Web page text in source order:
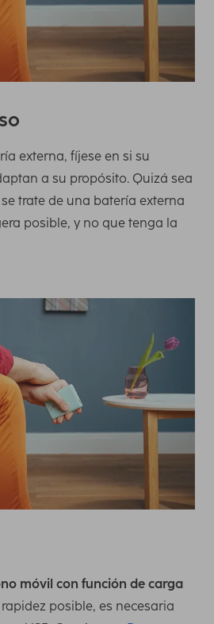
externa, fíjese en si su
a su propósito. Quizá sea
trate de una batería externa
posible, y no que tenga la
móvil con función de carga
posible, es necesaria